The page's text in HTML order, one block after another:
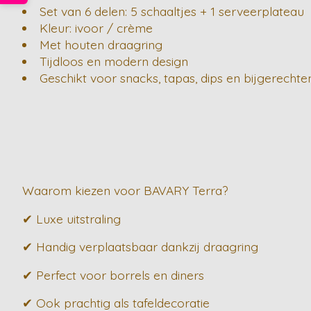
Set van 6 delen: 5 schaaltjes + 1 serveerplateau
Kleur: ivoor / crème
Met houten draagring
Tijdloos en modern design
Geschikt voor snacks, tapas, dips en
Waarom kiezen voor BAVARY Terra?
✔ Luxe uitstraling
✔ Handig verplaatsbaar dankzij draagring
✔ Perfect voor borrels en diners
✔ Ook prachtig als tafeldecoratie